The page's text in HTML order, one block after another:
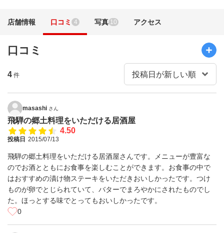
店舗情報 口コミ 4 写真 10 アクセス
口コミ
4 件
masashi さん
飛騨の郷土料理をいただける居酒屋
4.50
投稿日 2015/07/13
飛騨の郷土料理をいただける居酒屋さんです。メニューが豊富な
のでお酒とともにお食事を楽しむことができます。お食事の中で
はおすすめの漬け物ステーキをいただきおいしかったです。つけ
ものが卵でとじられていて、バターでまろやかにされたものでし
た。ほっとする味でとってもおいしかったです。
0